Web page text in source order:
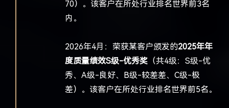
70）。该客户在所处行业排名世界前3名
内。
2026年4月：荣获某客户颁发的2025年年
度质量绩效S级-优秀奖 （共4级：S级-优
秀、A级-良好、B级-较差差、C级-极
差）。该客户在所处行业排名世界前5名。